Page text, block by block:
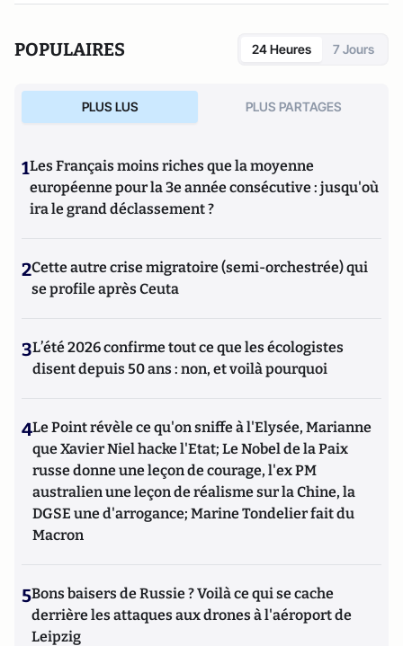
POPULAIRES 24 Heures 7 Jours
PLUS LUS PLUS PARTAGES
1Les Français moins riches que la moyenne
européenne pour la 3e année consécutive : jusqu'où
ira le grand déclassement ?
2Cette autre crise migratoire (semi-orchestrée) qui
se profile après Ceuta
3L’été 2026 confirme tout ce que les écologistes
disent depuis 50 ans : non, et voilà pourquoi
4Le Point révèle ce qu'on sniffe à l'Elysée, Marianne
que Xavier Niel hacke l'Etat; Le Nobel de la Paix
russe donne une leçon de courage, l'ex PM
australien une leçon de réalisme sur la Chine, la
DGSE une d'arrogance; Marine Tondelier fait du
Macron
5Bons baisers de Russie ? Voilà ce qui se cache
derrière les attaques aux drones à l'aéroport de
Leipzig